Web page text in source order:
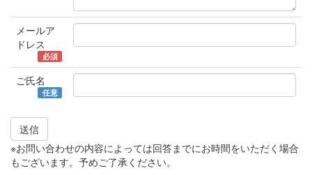
メールア
ドレス
必須
ご氏名
任意
送信
※お問い合わせの内容によっては回答までにお時間をいただく場合
もございます。予めご了承ください。